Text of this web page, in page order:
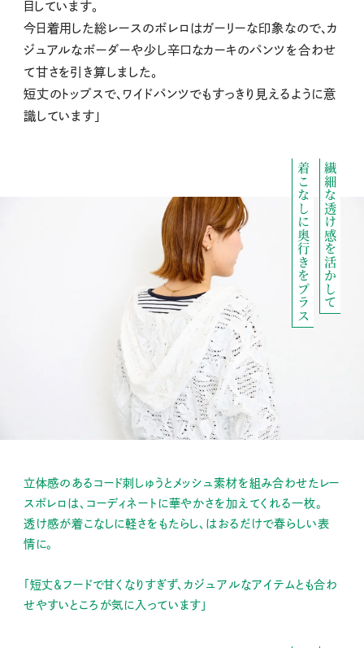
目しています。
今日着用した総レースのボレロはガーリーな印象なので、カ
ジュアルなボーダーや少し辛口なカーキのパンツを合わせ
て甘さを引き算しました。
短丈のトップスで、ワイドパンツでもすっきり見えるように意
識しています」
繊細な透け感を活かして
着こなしに奥行きをプラス
立体感のあるコード刺しゅうとメッシュ素材を組み合わせたレー
スボレロは、コーディネートに華やかさを加えてくれる一枚。
透け感が着こなしに軽さをもたらし、はおるだけで春らしい表
情に。
「短丈＆フードで甘くなりすぎず、カジュアルなアイテムとも合わ
せやすいところが気に入っています」